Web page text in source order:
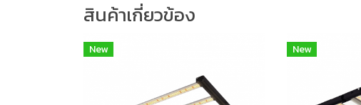
สินค้าเกี่ยวข้อง
New New